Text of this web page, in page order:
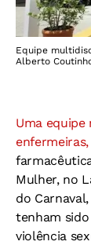
Equipe
Alberto
Uma
Mulher, no
do
tenham
violência